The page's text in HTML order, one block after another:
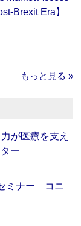
Brexit Era】
もっと見る »
が医療を支え
ー
ミナー コニ